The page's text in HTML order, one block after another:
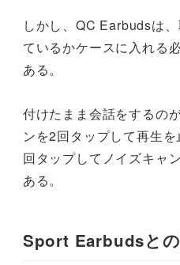
しかし、QC Earbudsは
ているかケースに入れる
ある。
付けたまま会話をするの
ンを2回タップして再生
回タップしてノイズキャ
ある。
Sport Earbudsと